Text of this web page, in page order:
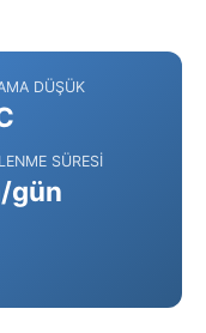
DÜŞÜK
SÜRESI
gün